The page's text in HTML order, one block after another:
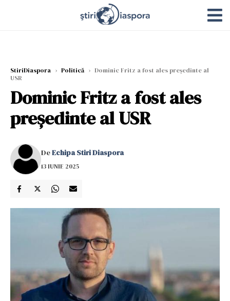
StiriDiaspora › Politică › Dominic Fritz a fost ales preşedinte al
USR
Dominic Fritz a fost ales
preşedinte al USR
DeEchipa Stiri Diaspora
13 IUNIE 2025